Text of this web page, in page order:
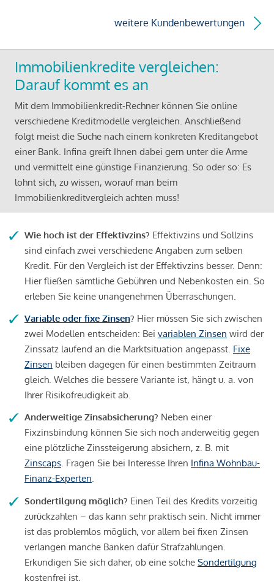
weitere Kundenbewertungen
Immobilienkredite vergleichen:
Darauf kommt es an
Mit dem Immobilienkredit-Rechner können Sie online
verschiedene Kreditmodelle vergleichen. Anschließend
folgt meist die Suche nach einem konkreten Kreditangebot
einer Bank. Infina greift Ihnen dabei gern unter die Arme
und vermittelt eine günstige Finanzierung. So oder so: Es
lohnt sich, zu wissen, worauf man beim
Immobilienkreditvergleich achten muss!
Wie hoch ist der Effektivzins? Effektivzins und Sollzins
sind einfach zwei verschiedene Angaben zum selben
Kredit. Für den Vergleich ist der Effektivzins besser. Denn:
Hier fließen sämtliche Gebühren und Nebenkosten ein. So
erleben Sie keine unangenehmen Überraschungen.
Variable oder fixe Zinsen? Hier müssen Sie sich zwischen
zwei Modellen entscheiden: Bei variablen Zinsen wird der
Zinssatz laufend an die Marktsituation angepasst. Fixe
Zinsen bleiben dagegen für einen bestimmten Zeitraum
gleich. Welches die bessere Variante ist, hängt u. a. von
Ihrer Risikofreudigkeit ab.
Anderweitige Zinsabsicherung? Neben einer
Fixzinsbindung können Sie sich noch anderweitig gegen
eine plötzliche Zinssteigerung absichern, z. B. mit
Zinscaps. Fragen Sie bei Interesse Ihren Infina Wohnbau-
Finanz-Experten.
Sondertilgung möglich? Einen Teil des Kredits vorzeitig
zurückzahlen – das kann sehr praktisch sein. Nicht immer
ist das problemlos möglich, vor allem bei fixen Zinsen
verlangen manche Banken dafür Strafzahlungen.
Erkundigen Sie sich daher, ob eine solche Sondertilgung
kostenfrei ist.